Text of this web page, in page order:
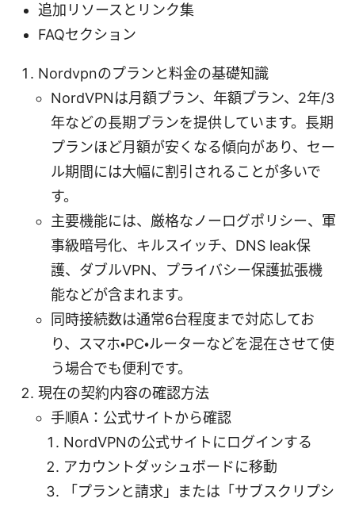
追加リソースとリンク集
FAQセクション
Nordvpnのプランと料金の基礎知識
NordVPNは月額プラン、年額プラン、2年/3
年などの長期プランを提供しています。長期
プランほど月額が安くなる傾向があり、セー
ル期間には大幅に割引されることが多いで
す。
主要機能には、厳格なノーログポリシー、軍
事級暗号化、キルスイッチ、DNS leak保
護、ダブルVPN、プライバシー保護拡張機
能などが含まれます。
同時接続数は通常6台程度まで対応してお
り、スマホ・PC・ルーターなどを混在させて使
う場合でも便利です。
現在の契約内容の確認方法
手順A：公式サイトから確認
NordVPNの公式サイトにログインする
アカウントダッシュボードに移動
「プランと請求」または「サブスクリプシ